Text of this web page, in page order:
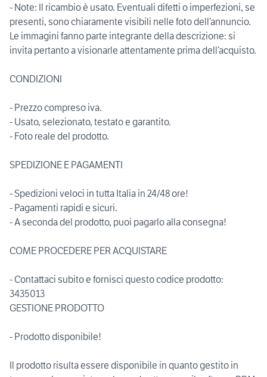
- Note: Il ricambio è usato. Eventuali difetti o imperfezioni, se
presenti, sono chiaramente visibili nelle foto dell’annuncio.
Le immagini fanno parte integrante della descrizione: si
invita pertanto a visionarle attentamente prima dell’acquisto.
CONDIZIONI
- Prezzo compreso iva.
- Usato, selezionato, testato e garantito.
- Foto reale del prodotto.
SPEDIZIONE E PAGAMENTI
- Spedizioni veloci in tutta Italia in 24/48 ore!
- Pagamenti rapidi e sicuri.
- A seconda del prodotto, puoi pagarlo alla consegna!
COME PROCEDERE PER ACQUISTARE
- Contattaci subito e fornisci questo codice prodotto:
3435013
GESTIONE PRODOTTO
- Prodotto disponibile!
Il prodotto risulta essere disponibile in quanto gestito in